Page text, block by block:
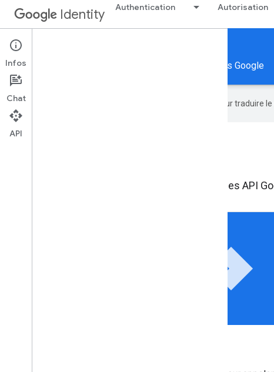
Identity Authentication Autorisation
Authorization
Autoriser votre appli à utiliser les API et les données Google
Google utilise la technologie IA pour traduire
Autorisez votre appli à utiliser les données et les API
api
Infos
Chat
API